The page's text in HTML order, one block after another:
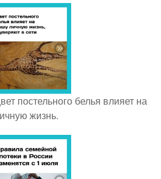
постельного белья влияет на
жизнь.